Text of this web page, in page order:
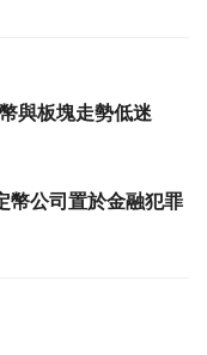
與板塊走勢低迷
幣公司置於金融犯罪